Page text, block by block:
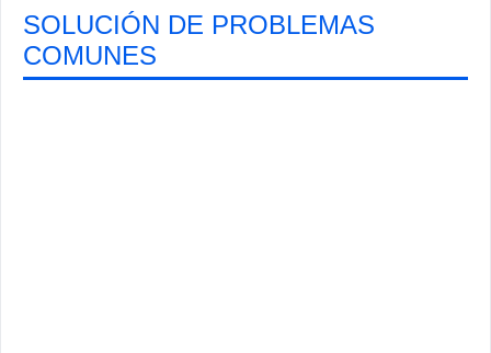
SOLUCIÓN DE PROBLEMAS
COMUNES